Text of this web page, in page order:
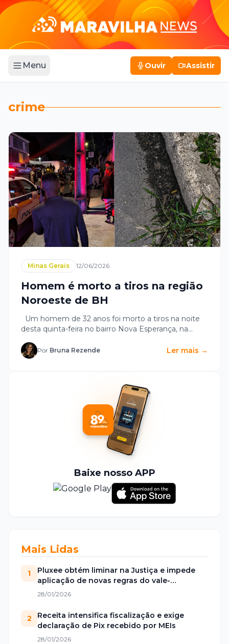
Menu Ouvir Assistir
crime
Minas Gerais 12/06/2026
Homem é morto a tiros na região
Noroeste de BH
Um homem de 32 anos foi morto a tiros na noite
desta quinta-feira no bairro Nova Esperança, na
Por Bruna Rezende Ler mais →
Baixe nosso APP
Mais Lidas
1
Pluxee obtém liminar na Justiça e impede
aplicação de novas regras do vale-
alimentação
28/01/2026
2
Receita intensifica fiscalização e exige
declaração de Pix recebido por MEIs
28/01/2026